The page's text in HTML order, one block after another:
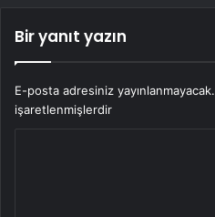
Bir yanıt yazın
E-posta adresiniz yayınlanmayacak.
işaretlenmişlerdir